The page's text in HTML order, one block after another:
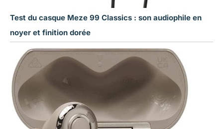
Test du casque Meze 99 Classics : son audiophile en
noyer et finition dorée